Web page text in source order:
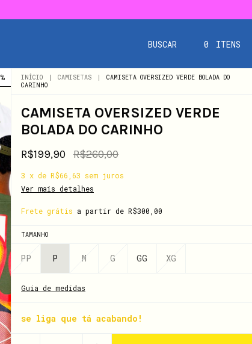
BUSCAR 0 ITENS
% INÍCIO | CAMISETAS |
CAMISETA OVERSIZED VERDE BOLADA DO
CARINHO
CAMISETA OVERSIZED VERDE
BOLADA DO CARINHO
R$199,90 R$260,00
3 x de R$66,63 sem juros
Ver mais detalhes
Frete grátis a partir de R$300,00
TAMANHO
PP P M G GG XG
Guia de medidas
se liga que tá acabando!